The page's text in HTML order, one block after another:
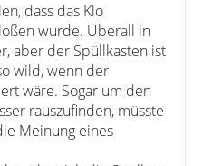
dass das Klo
wurde. Überall in
aber der Spüllkasten ist
wild, wenn der
wäre. Sogar um den
rauszufinden, müsste
Meinung eines